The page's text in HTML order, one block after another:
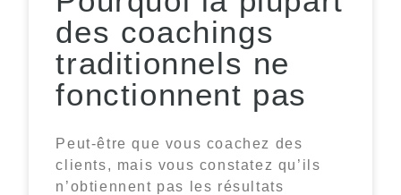
des coachings
traditionnels ne
fonctionnent pas
Peut-être que vous coachez des
clients, mais vous constatez qu’ils
n’obtiennent pas les résultats